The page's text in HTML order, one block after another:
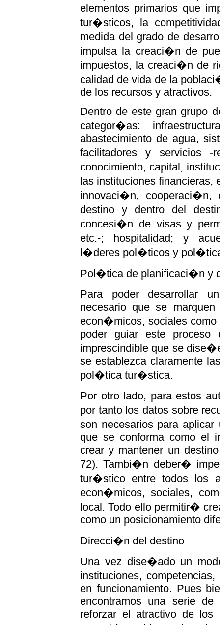
elementos primarios que
tur�sticos, la
medida del grado de
impulsa la creaci�n de
impuestos, la creaci�n de
calidad de vida de la
de los recursos y atractivos.
Dentro de este gran grupo
categor�as:
abastecimiento de agua,
facilitadores y servicios
conocimiento, capital,
las instituciones
innovaci�n, cooperaci�n,
destino y dentro del
concesi�n de visas y
etc.-; hospitalidad; y
l�deres pol�ticos y
Pol�tica de planificaci�n y
Para poder desarrollar
necesario que se
econ�micos, sociales como
poder guiar este
imprescindible que se
se establezca claramente
pol�tica tur�stica.
Por otro lado, para estos
por tanto los datos sobre
son necesarios para
que se conforma como el
crear y mantener un
72). Tambi�n deber�
tur�stico entre todos los
econ�micos, sociales,
local. Todo ello permitir�
como un posicionamiento
Direcci�n del destino
Una vez dise�ado un
instituciones,
en funcionamiento. Pues
encontramos una serie
reforzar el atractivo de los